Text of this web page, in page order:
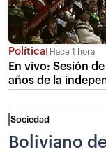
Política Hace 1 hora
En vivo: Sesión
años de la
Sociedad
Boliviano